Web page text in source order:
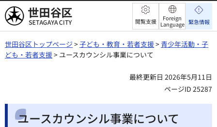
世田谷区 閲覧支援
Foreign
Language 緊急情報
世田谷区トップページ >子ども・教育・若者支援> 青少年活動・子
ども・若者支援> ユースカウンシル事業について
最終更新日 2026年5月11日
ページID 25287
ユースカウンシル事業について